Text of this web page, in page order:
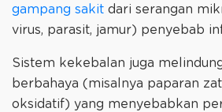
gampang sakit dari serangan
virus, parasit, jamur) penyebab
Sistem kekebalan juga
berbahaya (misalnya paparan
oksidatif) yang menyebabkan